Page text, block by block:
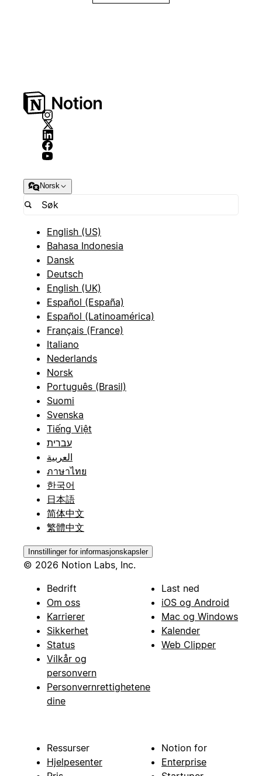
Norsk
English (US)
Bahasa Indonesia
Dansk
Deutsch
English (UK)
Español (España)
Español (Latinoamérica)
Français (France)
Italiano
Nederlands
Norsk
Português (Brasil)
Suomi
Svenska
Tiếng Việt
עברית
العربية
ภาษาไทย
한국어
日本語
简体中文
繁體中文
Innstillinger for informasjonskapsler
© 2026 Notion Labs, Inc.
Bedrift
Om oss
Karrierer
Sikkerhet
Status
Vilkår og
personvern
Personvernrettighetene
dine
Last ned
iOS og Android
Mac og Windows
Kalender
Web Clipper
Ressurser
Hjelpesenter
Notion for
Enterprise